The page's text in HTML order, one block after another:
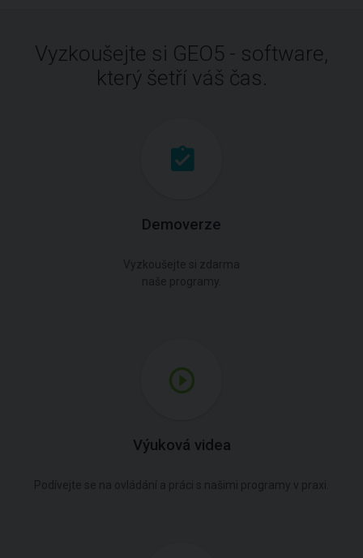
Vyzkoušejte si GEO5 - software,
který šetří váš čas.
Demoverze
Výuková videa